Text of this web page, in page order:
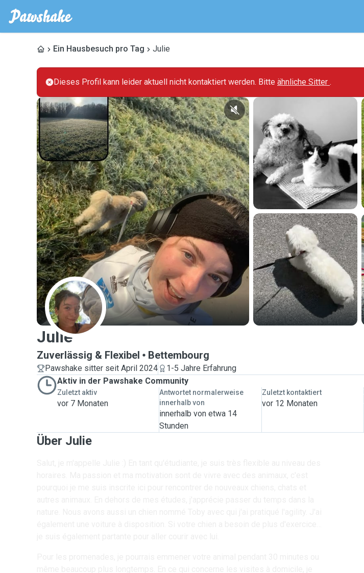
Ein Hausbesuch pro Tag Julie
Dieses Profil kann leider aktuell nicht kontaktiert werden. Bitte ähnliche Sitter .
J
Julie
Zuverlässig & Flexibel Bettembourg
Pawshake sitter seit April 2024
1-5 Jahre Erfahrung
Aktiv in der Pawshake Community
Zuletzt aktiv
vor 7 Monaten
Antwortet normalerweise
innerhalb von
innerhalb von etwa 14
Stunden
Zuletzt kontaktiert
vor 12 Monaten
Über Julie